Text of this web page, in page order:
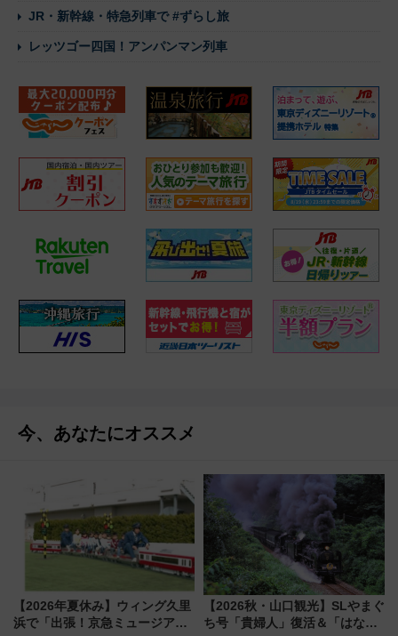
JR・新幹線・特急列車で #ずらし旅
レッツゴー四国！アンパンマン列車
今、あなたにオススメ
【2026年夏休み】ウィング久里
浜で「出張！京急ミュージア
【2026秋・山口観光】SLやまぐ
ち号「貴婦人」復活＆「はなあ